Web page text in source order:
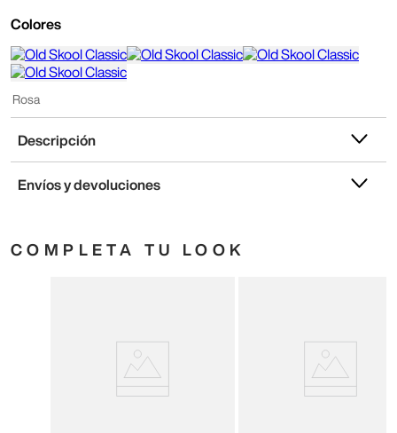
Colores
Rosa
Descripción
Envíos y devoluciones
COMPLETA TU LOOK